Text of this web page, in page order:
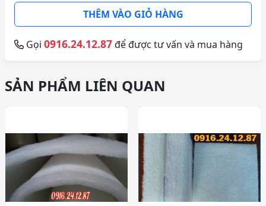
THÊM VÀO GIỎ HÀNG
Gọi 0916.24.12.87để được tư vấn và mua hàng
SẢN PHẨM LIÊN QUAN